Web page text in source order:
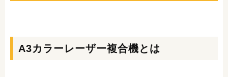
A3カラーレーザー複合機とは